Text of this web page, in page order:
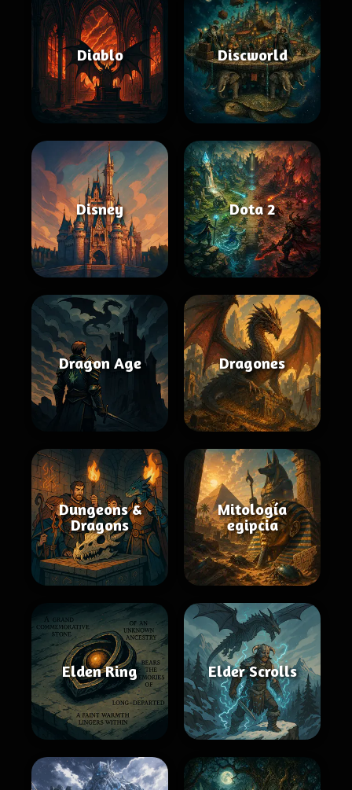
Diablo Discworld
Disney Dota 2
Dragon Age Dragones
Dungeons &
Dragons
Mitología
egipcia
Elden Ring Elder Scrolls